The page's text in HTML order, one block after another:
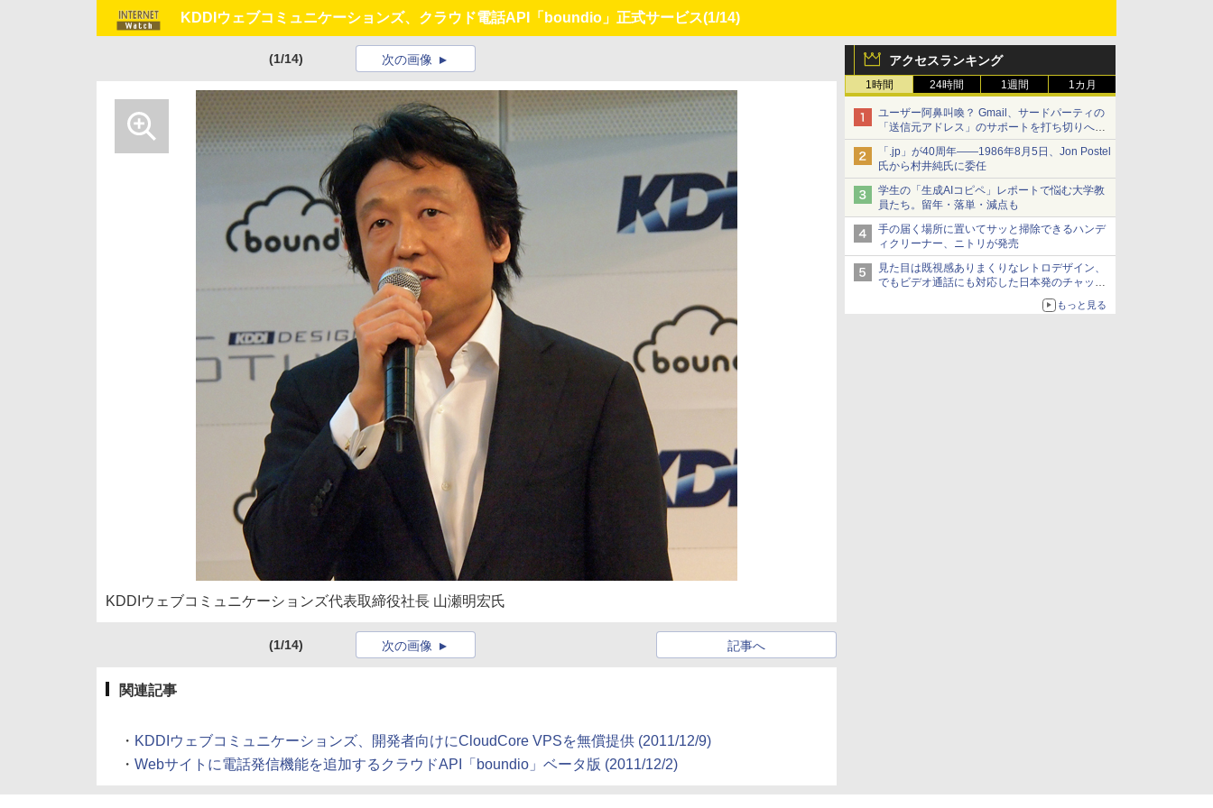
KDDIウェブコミュニケーションズ、クラウド電話API「boundio」正式サービス(1/14)
アクセスランキング
1時間 24時間 1週間 1カ月
ユーザー阿鼻叫喚？ Gmail、サードパーティの
「送信元アドレス」のサポートを打ち切りへ
【やじうまWatch】
「.jp」が40周年――1986年8月5日、Jon Postel
氏から村井純氏に委任
学生の「生成AIコピペ」レポートで悩む大学教
員たち。留年・落単・減点も
手の届く場所に置いてサッと掃除できるハンデ
ィクリーナー、ニトリが発売
見た目は既視感ありまくりなレトロデザイン、
でもビデオ通話にも対応した日本発のチャット
もっと見る
(1/14) 次の画像
KDDIウェブコミュニケーションズ代表取締役社長 山瀬明宏氏
(1/14) 記事へ
次の画像
関連記事
・ KDDIウェブコミュニケーションズ、開発者向けにCloudCore VPSを無償提供 (2011/12/9)
・ Webサイトに電話発信機能を追加するクラウドAPI「boundio」ベータ版 (2011/12/2)